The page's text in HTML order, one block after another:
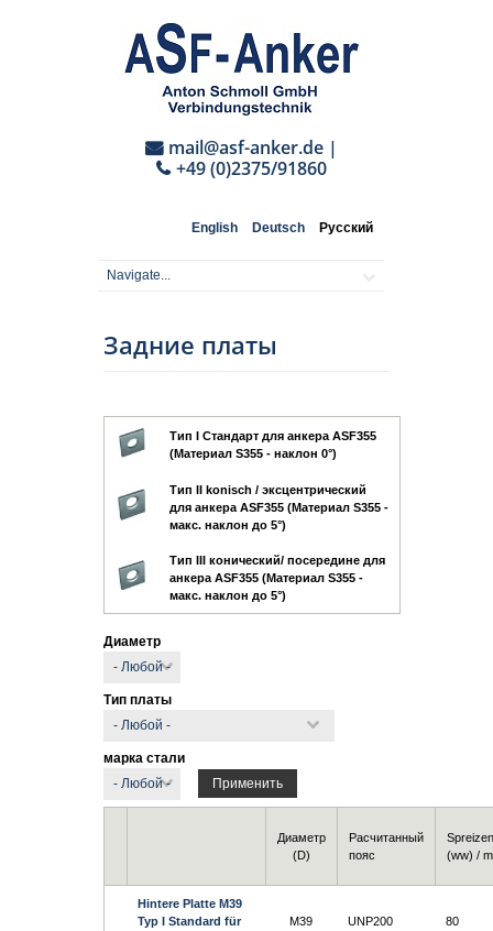
mail@asf-anker.de|
+49 (0)2375/91860
English Deutsch Русский
Задние платы
Тип I Стандарт для анкера ASF355
(Материал S355 - наклон 0°)
Тип II konisch / эксцентрический
для анкера ASF355 (Материал S355 -
макс. наклон до 5°)
Тип III конический/ посередине для
анкера ASF355 (Материал S355 -
макс. наклон до 5°)
Диаметр
Тип платы
марка стали
Диаметр
(D)
Расчитанный
пояс
(ww) /
Hintere Platte M39
Typ I Standard für
M39 UNP200 80